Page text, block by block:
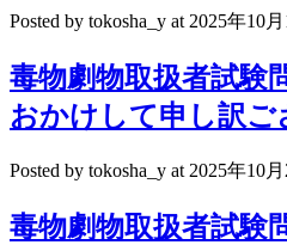
Posted by tokosha_y at 2025年10月
毒物劇物取扱者試験
おかけして申し訳ご
Posted by tokosha_y at 2025年10月
毒物劇物取扱者試験